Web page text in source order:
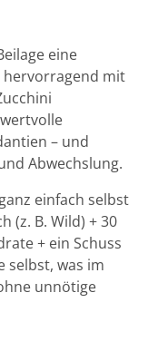
eine
hervorragend mit
– und
Abwechslung.
einfach selbst
(z. B. Wild) + 30
+ ein Schuss
selbst, was im
unnötige